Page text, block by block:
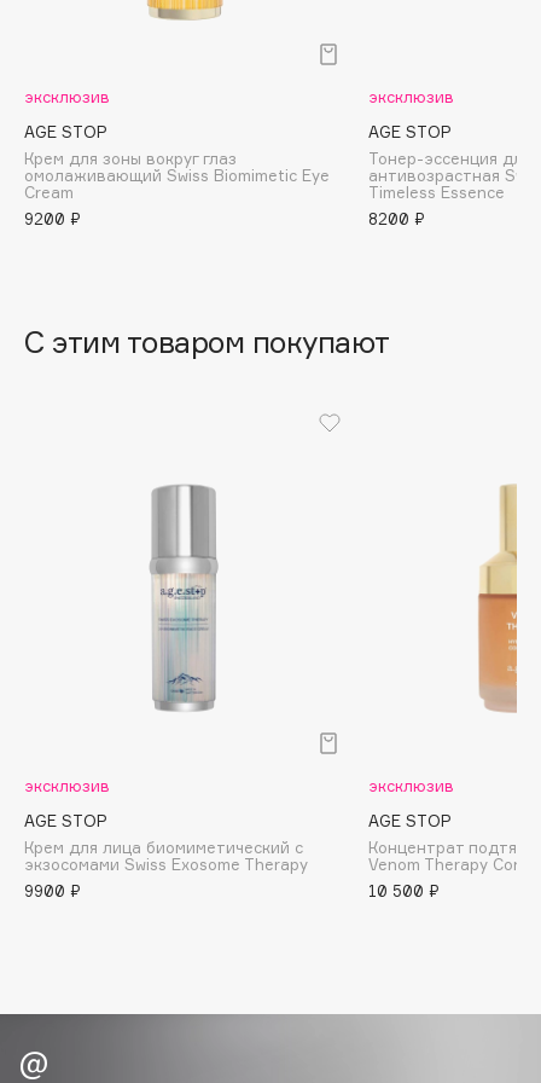
Baffy
Balmain Hair Couture
Banderas
Beautyblades
НОВИНКА
Boadicea The Victorious
BOOMSHOP
BORK
Brunello Cucinelli
Bvlgari
эксклюзив
AGE STOP
Крем для зоны вокруг глаз
омолаживающий Swiss Biomimetic Eye
Cream
9200 ₽
эксклюзив
AGE STOP
Тонер-эссенция для
антивозрастная
Timeless Essence
8200 ₽
С этим товаром покупают
эксклюзив
AGE STOP
Крем для лица биомиметический с
экзосомами Swiss Exosome Therapy
9900 ₽
эксклюзив
AGE STOP
Концентрат
Venom Therapy
10 500 ₽